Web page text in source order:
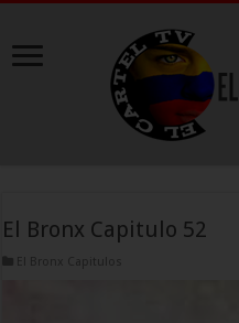
El Bronx Capitulo 52
El Bronx Capitulos